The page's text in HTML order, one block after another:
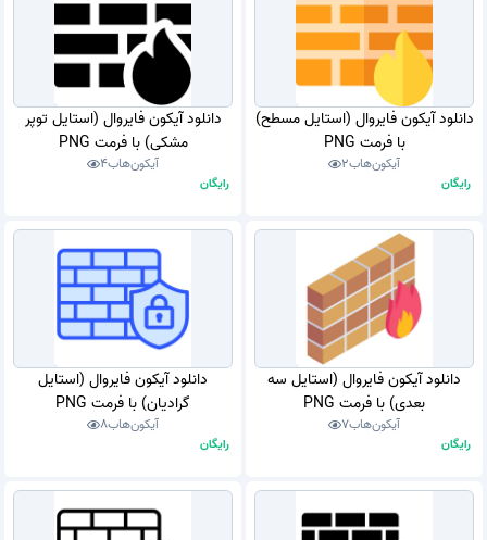
دانلود آیکون فایروال (استایل مسطح)
با فرمت PNG
آیکون‌هاب2
رایگان
دانلود آیکون فایروال (استایل توپر
مشکی) با فرمت PNG
آیکون‌هاب4
رایگان
دانلود آیکون فایروال (استایل سه
بعدی) با فرمت PNG
آیکون‌هاب7
رایگان
دانلود آیکون فایروال (استایل
گرادیان) با فرمت PNG
آیکون‌هاب8
رایگان